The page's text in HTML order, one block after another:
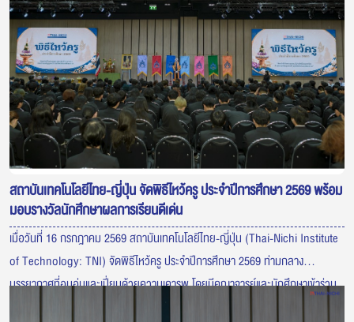
สถาบันเทคโนโลยีไทย-ญี่ปุ่น จัดพิธีไหว้ครู ประจำปีการศึกษา 2569 พร้อม
มอบรางวัลนักศึกษาผลการเรียนดีเด่น
เมื่อวันที่ 16 กรกฎาคม 2569 สถาบันเทคโนโลยีไทย-ญี่ปุ่น (Thai-Nichi Institute
of Technology: TNI) จัดพิธีไหว้ครู ประจำปีการศึกษา 2569 ท่ามกลาง
บรรยากาศที่อบอุ่นและเปี่ยมด้วยความเคารพ โดยมีคณาจารย์และนักศึกษาเข้าร่วม